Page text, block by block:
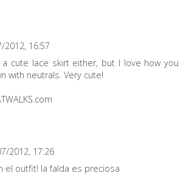
2012, 16:57
cute lace skirt either, but I love how you
with neutrals. Very cute!
2012, 17:26
el outfit! la falda es preciosa